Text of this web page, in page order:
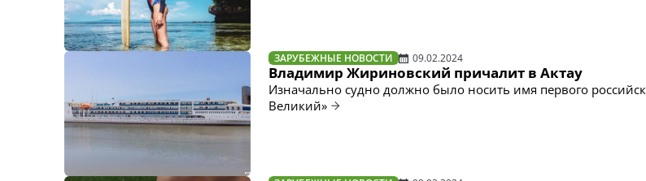
ЗАРУБЕЖНЫЕ НОВОСТИ 09.02.2024
Владимир Жириновский причалит в Актау
Изначально судно должно было носить имя первого
Великий»